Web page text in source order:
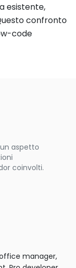
esistente,
confronto
code
aspetto
coinvolti.
manager,